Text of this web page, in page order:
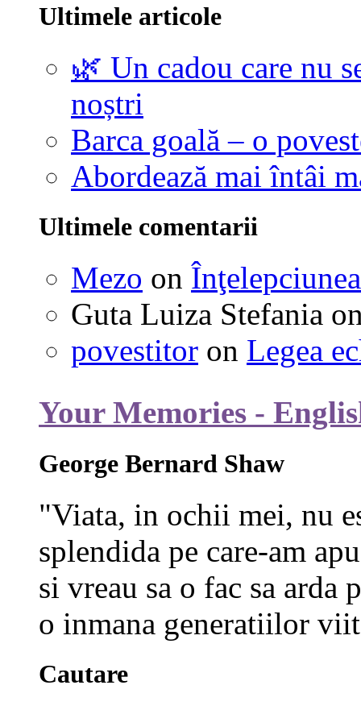
Ultimele articole
🌿 Un cadou care nu
noștri
Barca goală – o
Abordează mai întâi
Ultimele comentarii
Mezo on Înţelepciunea
Guta Luiza Stefania
povestitor on Legea
Your Memories -
George Bernard Shaw
"Viata, in ochii mei, nu
splendida pe care-am
si vreau sa o fac sa
o inmana generatiilor
Cautare